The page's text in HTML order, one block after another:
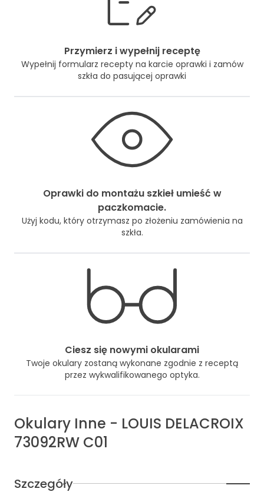
Przymierz i wypełnij receptę
Wypełnij formularz recepty na karcie oprawki i zamów
szkła do pasującej oprawki
Oprawki do montażu szkieł umieść w
paczkomacie.
Użyj kodu, który otrzymasz po złożeniu zamówienia na
szkła.
Ciesz się nowymi okularami
Twoje okulary zostaną wykonane zgodnie z receptą
przez wykwalifikowanego optyka.
Okulary Inne - LOUIS DELACROIX
73092RW C01
Szczegóły